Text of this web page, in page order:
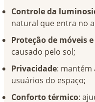
Controle da
natural que entra no
Proteção de móveis
causado pelo sol;
Privacidade: mantém
usuários do espaço;
Conforto térmico: